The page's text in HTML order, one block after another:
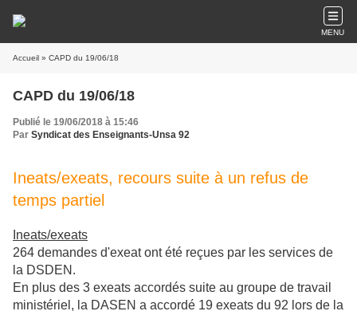
MENU
Accueil » CAPD du 19/06/18
CAPD du 19/06/18
Publié le 19/06/2018 à 15:46
Par Syndicat des Enseignants-Unsa 92
Ineats/exeats, recours suite à un refus de
temps partiel
Ineats/exeats
264 demandes d'exeat ont été reçues par les services de
la DSDEN.
En plus des 3 exeats accordés suite au groupe de travail
ministériel, la DASEN a accordé 19 exeats du 92 lors de la